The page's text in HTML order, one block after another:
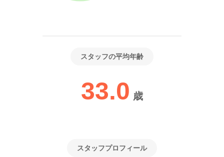
スタッフの平均年齢
33.0 歳
スタッフプロフィール